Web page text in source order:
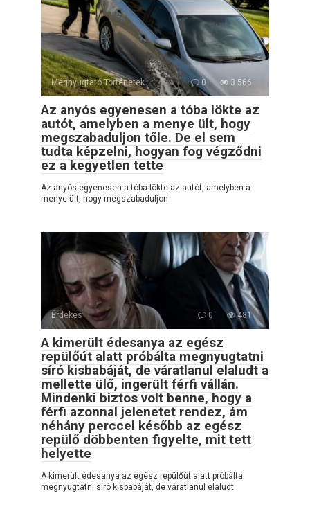
Megnyugtató Történetek 0 3 566
Az anyós egyenesen a tóba lökte az
autót, amelyben a menye ült, hogy
megszabaduljon tőle. De el sem
tudta képzelni, hogyan fog végződni
ez a kegyetlen tette
Az anyós egyenesen a tóba lökte az autót, amelyben a
menye ült, hogy megszabaduljon
Érdekes 0 481
A kimerült édesanya az egész
repülőút alatt próbálta megnyugtatni
síró kisbabáját, de váratlanul elaludt a
mellette ülő, ingerült férfi vállán.
Mindenki biztos volt benne, hogy a
férfi azonnal jelenetet rendez, ám
néhány perccel később az egész
repülő döbbenten figyelte, mit tett
helyette
A kimerült édesanya az egész repülőút alatt próbálta
megnyugtatni síró kisbabáját, de váratlanul elaludt